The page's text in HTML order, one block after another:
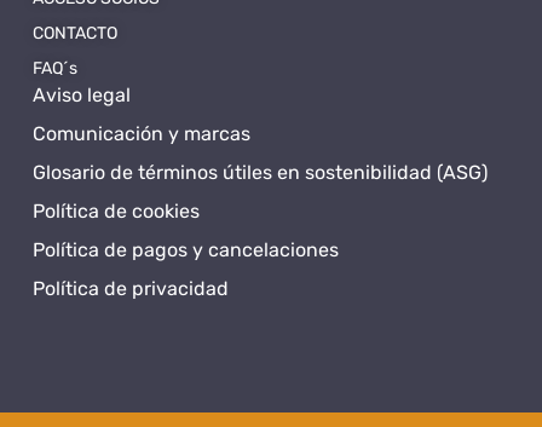
Aviso legal
Comunicación y marcas
Glosario de términos útiles en sostenibilidad (ASG)
Política de cookies
Política de pagos y cancelaciones
Política de privacidad
CONTACTO
FAQ´s